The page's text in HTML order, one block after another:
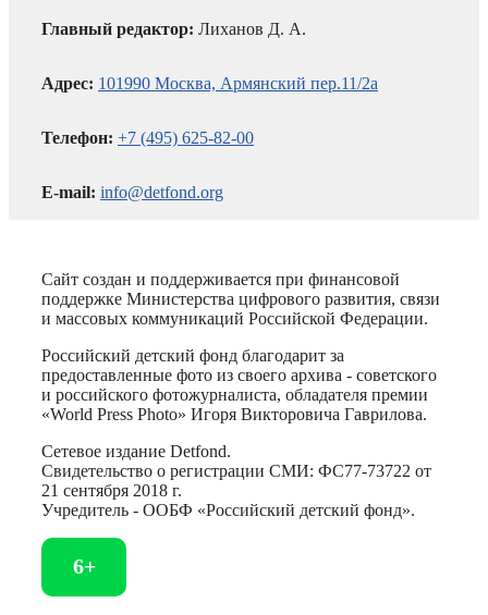
Главный редактор: Лиханов Д. А.
Адрес: 101990 Москва, Армянский пер.11/2а
Телефон: +7 (495) 625-82-00
E-mail: info@detfond.org
Сайт создан и поддерживается при финансовой
поддержке Министерства цифрового развития, связи
и массовых коммуникаций Российской Федерации.
Российский детский фонд благодарит за
предоставленные фото из своего архива - советского
и российского фотожурналиста, обладателя премии
«World Press Photo» Игоря Викторовича Гаврилова.
Сетевое издание Detfond.
Свидетельство о регистрации СМИ: ФС77-73722 от
21 сентября 2018 г.
Учредитель - ООБФ «Российский детский фонд».
6+